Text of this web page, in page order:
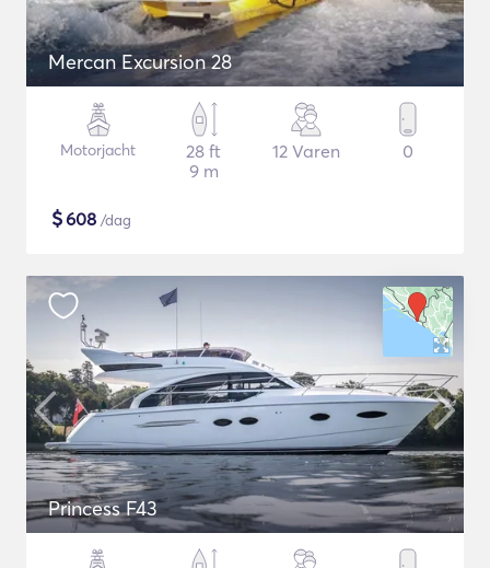
Mercan Excursion 28
Motorjacht
28 ft
9 m
12 Varen 0
$608 /dag
Princess F43